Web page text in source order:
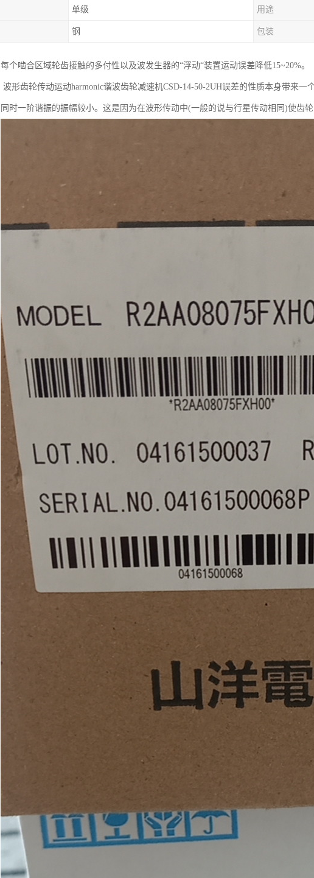
单级 用途
钢 包装
每个啮合区域轮齿接触的多付性以及波发生器的“浮动“装置运动误差降低15~20%。
波形齿轮传动运动harmonic谐波齿轮减速机CSD-14-50-2UH误差的性质本身带来一
同时一阶谐振的振幅较小。这是因为在波形传动中(一般的说与行星传动相同)使齿